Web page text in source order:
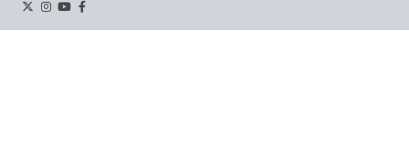
TwitterInstagram
YouTubeFacebook